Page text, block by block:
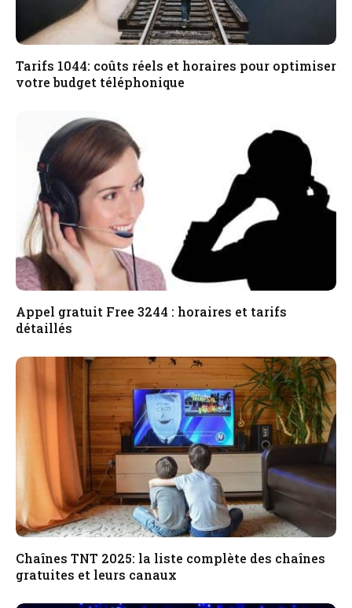
Tarifs 1044: coûts réels et horaires pour optimiser
votre budget téléphonique
Appel gratuit Free 3244 : horaires et tarifs
détaillés
Chaînes TNT 2025: la liste complète des chaînes
gratuites et leurs canaux